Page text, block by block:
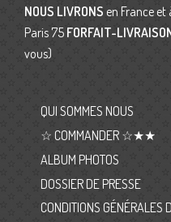
NOUS LIVRONS en France et
Paris 75 FORFAIT-
vous)
QUI SOMMES NOUS
☆ COMMANDER ☆★★
ALBUM PHOTOS
DOSSIER DE PRESSE
CONDITIONS GÉNÉRALES